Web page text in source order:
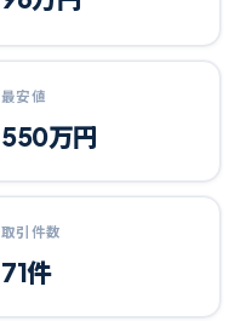
最安値
550万円
取引件数
71件